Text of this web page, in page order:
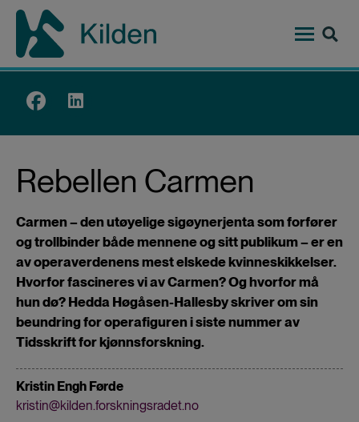
Hopp
hovedinnhold
Top
Rebellen Carmen
Carmen – den utøyelige sigøynerjenta som forfører
og trollbinder både mennene og sitt publikum – er en
av operaverdenens mest elskede kvinneskikkelser.
Hvorfor fascineres vi av Carmen? Og hvorfor må
hun dø? Hedda Høgåsen-Hallesby skriver om sin
beundring for operafiguren i siste nummer av
Tidsskrift for kjønnsforskning.
Kristin Engh Førde
kristin@kilden.forskningsradet.no